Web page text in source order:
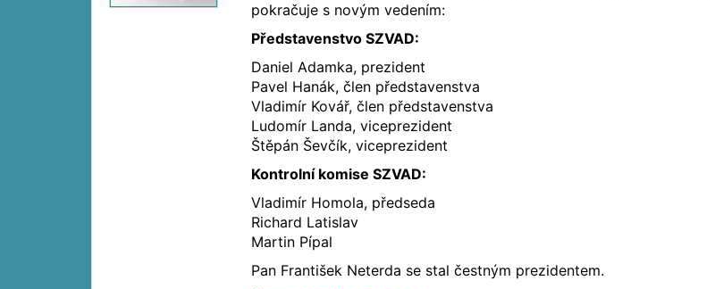
pokračuje s novým vedením:
Představenstvo SZVAD:
Daniel Adamka, prezident
Pavel Hanák, člen představenstva
Vladimír Kovář, člen představenstva
Ludomír Landa, viceprezident
Štěpán Ševčík, viceprezident
Kontrolní komise SZVAD:
Vladimír Homola, předseda
Richard Latislav
Martin Pípal
Pan František Neterda se stal čestným prezidentem.